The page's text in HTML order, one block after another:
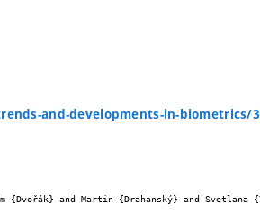
and-developments-in-biometrics/